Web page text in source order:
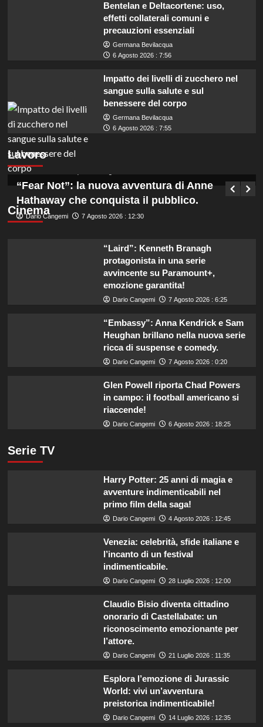
Bentelan e Deltacortene: uso,
effetti collaterali comuni e
precauzioni essenziali
Germana Bevilacqua
6 Agosto 2026 : 7:56
Impatto dei livelli di zucchero nel
sangue sulla salute e sul
benessere del corpo
Germana Bevilacqua
6 Agosto 2026 : 7:55
Lavoro
Coadiutori amministrativi cercasi in Calabria:
assunzioni con licenza media presso ASP
Vibo Valentia.
Germana Bevilacqua
Cinema
“Fear Not”: la nuova avventura di Anne
Hathaway che conquista il pubblico.
Dario Cangemi 7 Agosto 2026 : 12:30
“Laird”: Kenneth Branagh
protagonista in una serie
avvincente su Paramount+,
emozione garantita!
Dario Cangemi 7 Agosto 2026 : 6:25
“Embassy”: Anna Kendrick e Sam
Heughan brillano nella nuova serie
ricca di suspense e comedy.
Dario Cangemi 7 Agosto 2026 : 0:20
Glen Powell riporta Chad Powers
in campo: il football americano si
riaccende!
Dario Cangemi 6 Agosto 2026 : 18:25
Serie TV
Harry Potter: 25 anni di magia e
avventure indimenticabili nel
primo film della saga!
Dario Cangemi 4 Agosto 2026 : 12:45
Venezia: celebrità, sfide italiane e
l’incanto di un festival
indimenticabile.
Dario Cangemi 28 Luglio 2026 : 12:00
Claudio Bisio diventa cittadino
onorario di Castellabate: un
riconoscimento emozionante per
l’attore.
Dario Cangemi 21 Luglio 2026 : 11:35
Esplora l’emozione di Jurassic
World: vivi un’avventura
preistorica indimenticabile!
Dario Cangemi 14 Luglio 2026 : 12:35